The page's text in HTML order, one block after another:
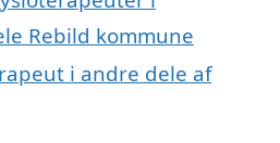
Rebild kommune
i andre dele af